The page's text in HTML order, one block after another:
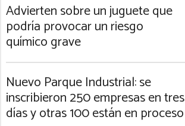
Advierten sobre un juguete que
podría provocar un riesgo
químico grave
Nuevo Parque Industrial: se
inscribieron 250 empresas en tres
días y otras 100 están en proceso